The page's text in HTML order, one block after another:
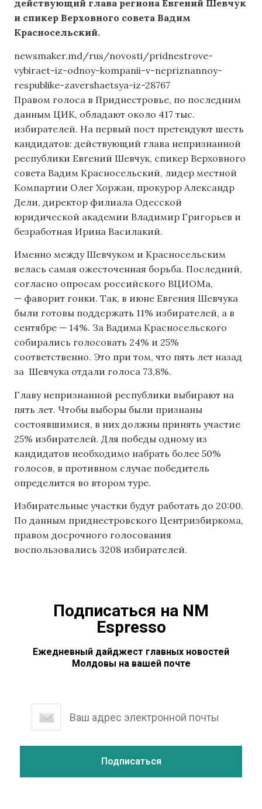
действующий глава региона Евгений Шевчук
и спикер Верховного совета Вадим
Красносельский.
newsmaker.md/rus/novosti/pridnestrove-
vybiraet-iz-odnoy-kompanii-v-nepriznannoy-
respublike-zavershaetsya-iz-28767
Правом голоса в Приднестровье, по последним
данным ЦИК, обладают около 417 тыс.
избирателей. На первый пост претендуют шесть
кандидатов: действующий глава непризнанной
республики Евгений Шевчук, спикер Верховного
совета Вадим Красносельский, лидер местной
Компартии Олег Хоржан, прокурор Александр
Дели, директор филиала Одесской
юридической академии Владимир Григорьев и
безработная Ирина Василакий.
Именно между Шевчуком и Красносельским
велась самая ожесточенная борьба. Последний,
согласно опросам российского ВЦИОМа,
— фаворит гонки. Так, в июне Евгения Шевчука
были готовы поддержать 11% избирателей, а в
сентябре — 14%. За Вадима Красносельского
собирались голосовать 24% и 25%
соответственно. Это при том, что пять лет назад
за Шевчука отдали голоса 73,8%.
Главу непризнанной республики выбирают на
пять лет. Чтобы выборы были признаны
состоявшимися, в них должны принять участие
25% избирателей. Для победы одному из
кандидатов необходимо набрать более 50%
голосов, в противном случае победитель
определится во втором туре.
Избирательные участки будут работать до 20:00.
По данным приднестровского Центризбиркома,
правом досрочного голосования
воспользовались 3208 избирателей.
Подписаться на NM
Espresso
Ежедневный дайджест главных новостей
Молдовы на вашей почте